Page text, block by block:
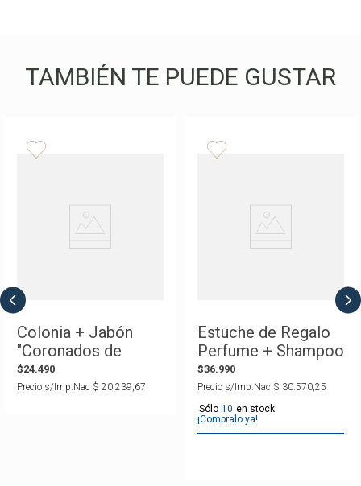
TAMBIÉN TE PUEDE GUSTAR
Colonia + Jabón
"Coronados de
Gloria" Selección
Argentina
$24.490
Precio s/Imp.Nac $ 20 239 67
Estuche de Regalo
Perfume + Shampoo
" El Grito Sagrado
23" Selección
Argentina
$36.990
Precio s/Imp.Nac $ 30 570 25
10
¡Compralo ya!